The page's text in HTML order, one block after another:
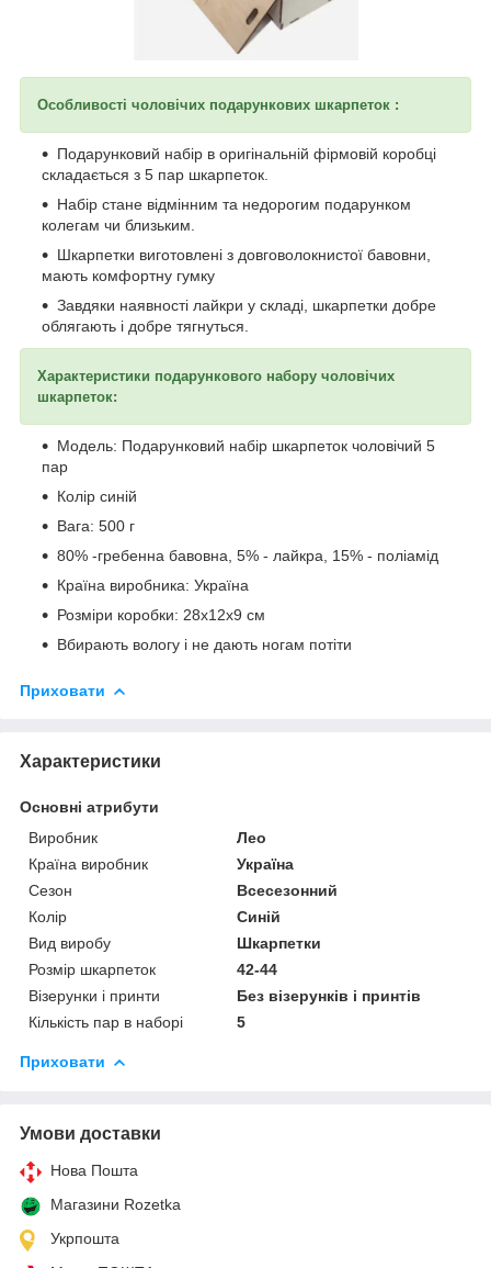
Особливості чоловічих подарункових шкарпеток :
Подарунковий набір в оригінальній фірмовій коробці
складається з 5 пар шкарпеток.
Набір стане відмінним та недорогим подарунком
колегам чи близьким.
Шкарпетки виготовлені з довговолокнистої бавовни,
мають комфортну гумку
Завдяки наявності лайкри у складі, шкарпетки добре
облягають і добре тягнуться.
Характеристики подарункового набору чоловічих
шкарпеток:
Модель: Подарунковий набір шкарпеток чоловічий 5
пар
Колір синій
Вага: 500 г
80% -гребенна бавовна, 5% - лайкра, 15% - поліамід
Країна виробника: Україна
Розміри коробки: 28х12х9 см
Вбирають вологу і не дають ногам потіти
Приховати
Характеристики
Основні атрибути
Виробник
Лео
Країна виробник
Україна
Сезон
Всесезонний
Колір
Синій
Вид виробу
Шкарпетки
Розмір шкарпеток
42-44
Візерунки і принти
Без візерунків і принтів
Кількість пар в наборі
5
Приховати
Умови доставки
Нова Пошта
Магазини Rozetka
Укрпошта